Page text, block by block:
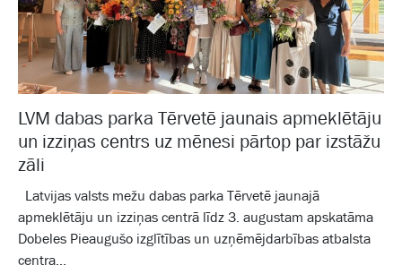
LVM dabas parka Tērvetē jaunais apmeklētāju
un izziņas centrs uz mēnesi pārtop par izstāžu
zāli
Latvijas valsts mežu dabas parka Tērvetē jaunajā
apmeklētāju un izziņas centrā līdz 3. augustam apskatāma
Dobeles Pieaugušo izglītības un uzņēmējdarbības atbalsta
centra...